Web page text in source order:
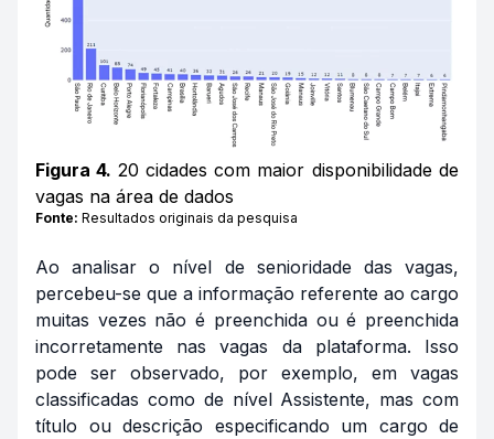
Figura 4. 20 cidades com maior disponibilidade de
vagas na área de dados
Fonte: Resultados originais da pesquisa
Ao analisar o nível de senioridade das vagas,
percebeu-se que a informação referente ao cargo
muitas vezes não é preenchida ou é preenchida
incorretamente nas vagas da plataforma. Isso
pode ser observado, por exemplo, em vagas
classificadas como de nível Assistente, mas com
título ou descrição especificando um cargo de